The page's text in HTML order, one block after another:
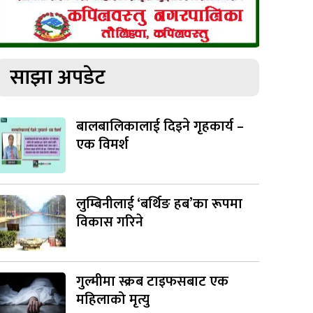
साझा अपडेट
बालबालिकालाई दिइने गृहकार्य –
एक विमर्श
लुम्बिनीलाई ‘बर्थिङ हब’का रूपमा
विकास गरिने
गुल्मीमा स्क्रब टाइफसबाट एक
महिलाको मृत्यु